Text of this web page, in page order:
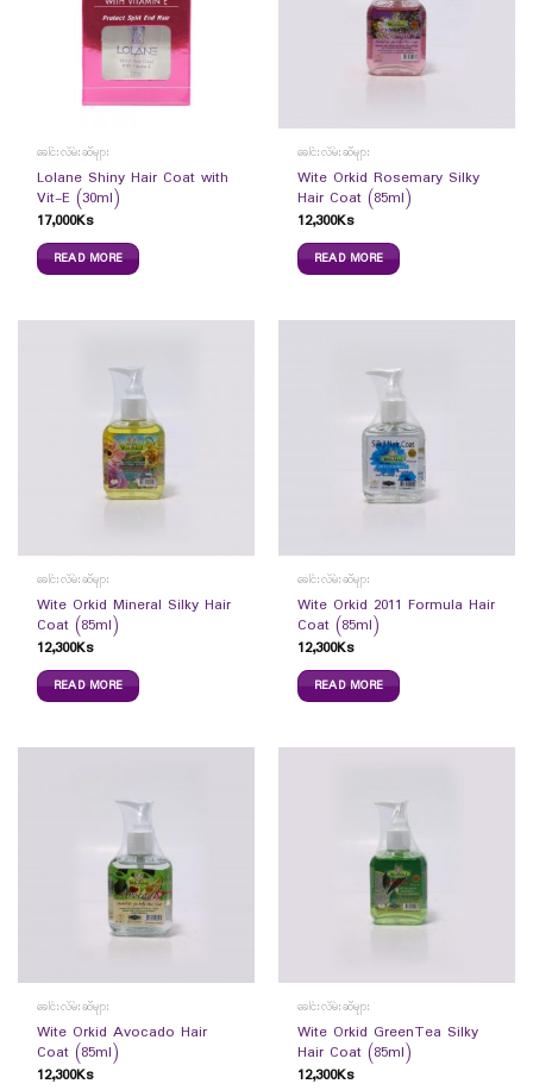
ခေါင်းလိမ်းဆီများ
Lolane Shiny Hair Coat with
Vit-E (30ml)
17,000Ks
READ MORE
ခေါင်းလိမ်းဆီများ
Wite Orkid Rosemary Silky
Hair Coat (85ml)
12,300Ks
READ MORE
ခေါင်းလိမ်းဆီများ
Wite Orkid Mineral Silky Hair
Coat (85ml)
12,300Ks
READ MORE
ခေါင်းလိမ်းဆီများ
Wite Orkid 2011 Formula Hair
Coat (85ml)
12,300Ks
READ MORE
ခေါင်းလိမ်းဆီများ
Wite Orkid Avocado Hair
Coat (85ml)
12,300Ks
ခေါင်းလိမ်းဆီများ
Wite Orkid GreenTea Silky
Hair Coat (85ml)
12,300Ks